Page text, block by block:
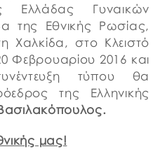
Ελλάδας Γυναικών
της Εθνικής Ρωσίας,
Χαλκίδα, στο Κλειστό
Φεβρουαρίου 2016 και
τύπου θα
της Ελληνικής
μας!